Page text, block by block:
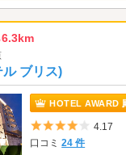
6.3km
ブリス)
HOTEL AWARD
5つ星
4.17
口コミ24 件